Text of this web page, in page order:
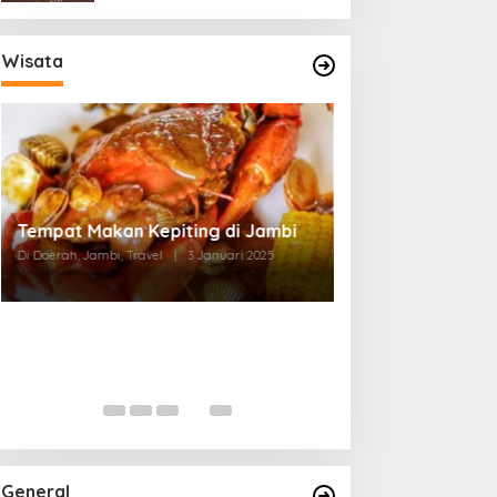
Wisata
Tempat Makan di Thehok Jambi
Di Daerah, Jambi, Travel | 3 Januari 2025
General